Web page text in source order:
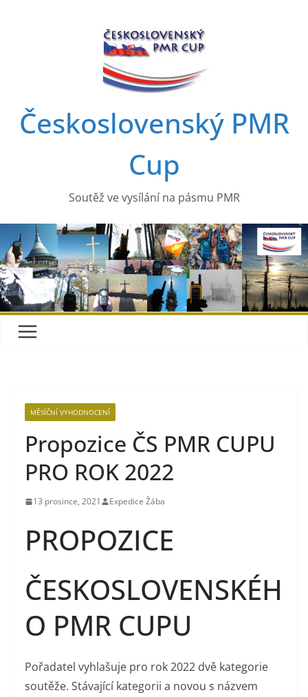
Československý PMR
Cup
Soutěž ve vysílání na pásmu PMR
MĚSÍČNÍ VYHODNOCENÍ
Propozice ČS PMR CUPU
PRO ROK 2022
13 prosince, 2021 Expedice Žába
PROPOZICE
ČESKOSLOVENSKÉH
O PMR CUPU
Pořadatel vyhlašuje pro rok 2022 dvě kategorie
soutěže. Stávající kategorii a novou s názvem